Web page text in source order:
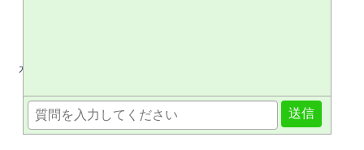
개인정보 보호방침
送信